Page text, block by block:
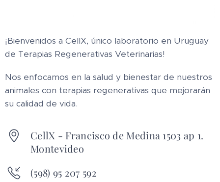
¡Bienvenidos a CellX, único laboratorio en Uruguay
de Terapias Regenerativas Veterinarias!
Nos enfocamos en la salud y bienestar de nuestros
animales con terapias regenerativas que mejorarán
su calidad de vida.
CellX - Francisco de Medina 1503 ap 1.
Montevideo
(598) 95 207 592